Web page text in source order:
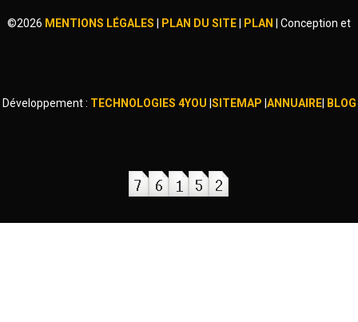
©2026 MENTIONS LÉGALES PLAN DU SITE PLAN Conception et
Développement : TECHNOLOGIES 4YOU SITEMAP ANNUAIRE| BLOG